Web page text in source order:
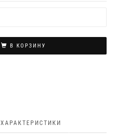
В КОРЗИНУ
ХАРАКТЕРИСТИКИ